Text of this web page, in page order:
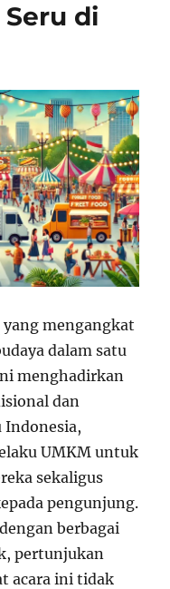
di
yang mengangkat
dalam satu
menghadirkan
dan
Indonesia,
UMKM untuk
sekaligus
pengunjung.
berbagai
pertunjukan
acara ini tidak